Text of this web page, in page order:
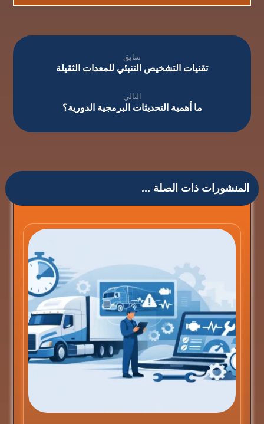
سابق
تقنيات التشخيص التنبئي للمعدات الثقيلة
التالي
ما أهمية التحديثات البرمجية الدورية؟
المنشورات ذات الصلة ...